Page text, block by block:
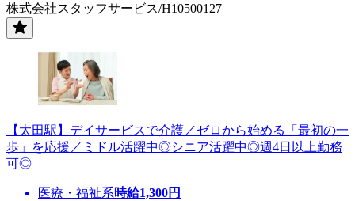
株式会社スタッフサービス/H10500127
【太田駅】デイサービスで介護／ゼロから始める「最初の一
歩」を応援／ミドル活躍中◎シニア活躍中◎週4日以上勤務
可◎
医療・福祉系時給1,300円